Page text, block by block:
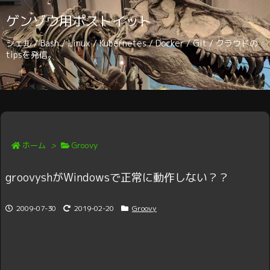
ゲンゾウ用ポストイット
シェル / Bash / Linux / Kubernetes / Docker / Git / クラウドの
tipsを発信。
ホーム > Groovy
groovyshがWindowsで正常に動作しない？？
2009-07-30 2019-02-20 Groovy